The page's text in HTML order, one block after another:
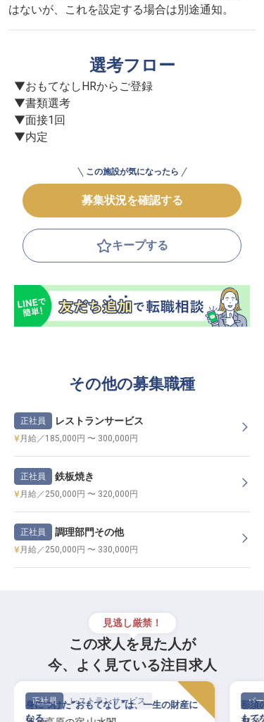
はないが、これを設定する場合は別途通知。
選考フロー
▼おもてなしHRからご登録
▼書類選考
▼面接1回
▼内定
この施設が気になったら
募集状況を確認する
キープする
その他の募集職種
正社員 レストランサービス
月給／185,000円 〜 300,000円
正社員 鉄板焼き
月給／250,000円 〜 320,000円
正社員 調理部門その他
月給／250,000円 〜 330,000円
見逃し厳禁！
この求人を見た人が
今、よく見ている注目求人
正社員 レストランサービス
身につけた“おもてなし”は、一生の財産に
なる。
パ
那須
もて